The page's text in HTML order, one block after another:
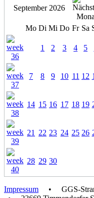
September 2026
Mo Di Mi Do Fr Sa
1 2 3 4 5
7 8 9 10 11 12
14 15 16 17 18 19
21 22 23 24 25 26
28 29 30
Impressum • GGS-